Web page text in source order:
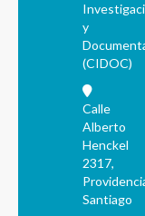
y
(CIDOC)
Calle
Alberto
Henckel
2317,
Santiago